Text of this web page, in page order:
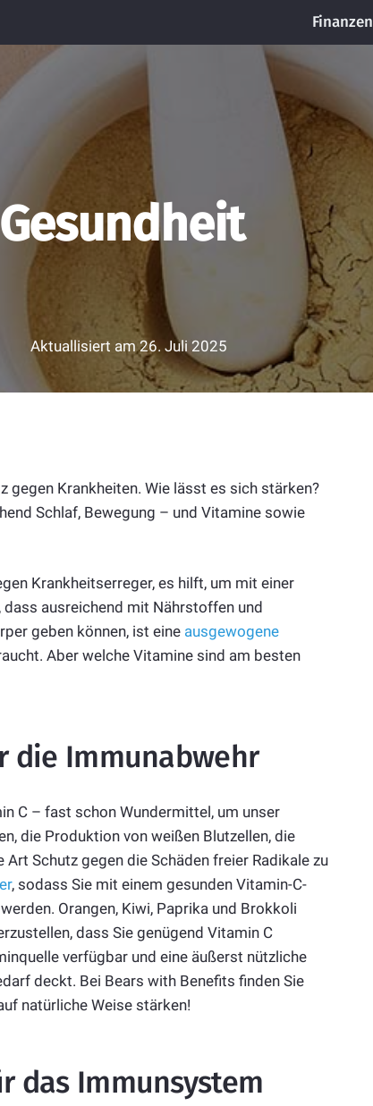
Finanzen
Aktuallisiert am26. Juli 2025
Krankheiten. Wie lässt es sich stärken?
Schlaf, Bewegung – und Vitamine sowie
Krankheitserreger, es hilft, um mit einer
ausreichend mit Nährstoffen und
geben können, ist eine ausgewogene
Aber welche Vitamine sind am besten
die Immunabwehr
C – fast schon Wundermittel, um unser
die Produktion von weißen Blutzellen, die
Schutz gegen die Schäden freier Radikale zu
, sodass Sie mit einem gesunden Vitamin-C-
Orangen, Kiwi, Paprika und Brokkoli
dass Sie genügend Vitamin C
verfügbar und eine äußerst nützliche
deckt. Bei Bears with Benefits finden Sie
natürliche Weise stärken!
das Immunsystem